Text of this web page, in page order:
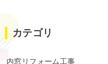
カテゴリ
内窓リフォーム工事